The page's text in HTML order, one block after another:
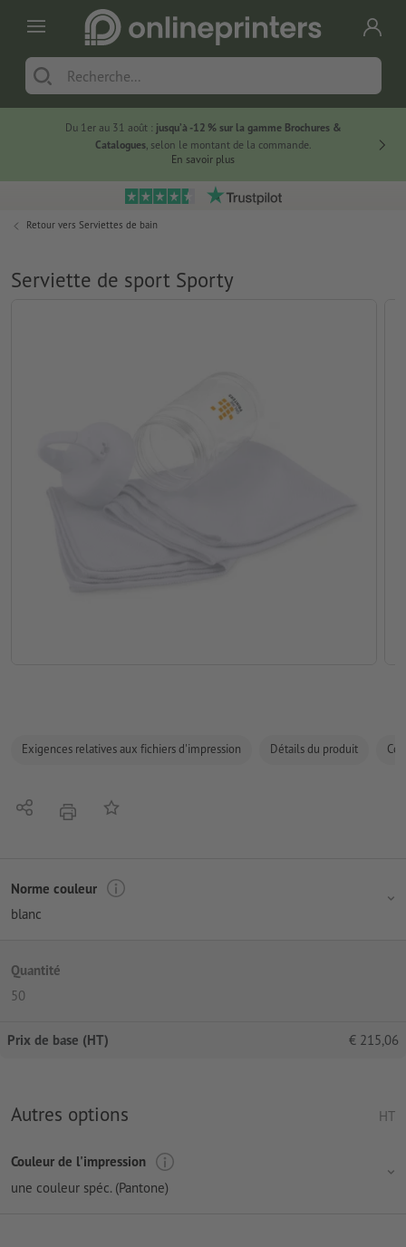
Du 1er au 31 août : jusqu’à -12 % sur la gamme Brochures &
Catalogues, selon le montant de la commande.
En savoir plus
Retour vers Serviettes de bain
Serviette de sport Sporty
Exigences relatives aux fichiers d'impression Détails du produit
PartagerimprimerAjouter à liste d'article
Norme couleur
blanc
Quantité
50
Prix de base (HT) € 215,06
Autres options HT
Couleur de l'impression
une couleur spéc. (Pantone)